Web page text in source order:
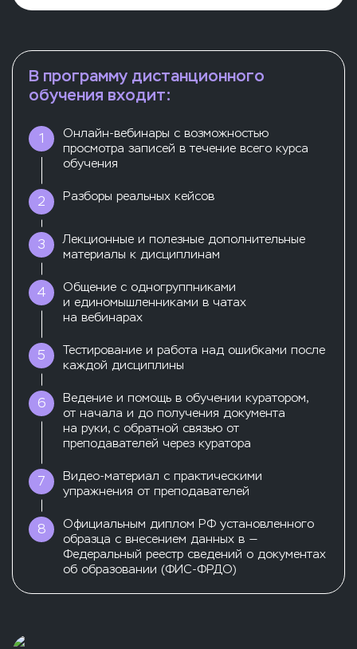
В программу дистанционного
обучения входит:
1
Онлайн-вебинары с возможностью
просмотра записей в течение всего курса
обучения
2 Разборы реальных кейсов
3
Лекционные и полезные дополнительные
материалы к дисциплинам
4
Общение с одногруппниками
и единомышленниками в чатах
на вебинарах
5
Тестирование и работа над ошибками после
каждой дисциплины
6
Ведение и помощь в обучении куратором,
от начала и до получения документа
на руки, с обратной связью от
преподавателей через куратора
7
Видео-материал с практическими
упражнения от преподавателей
8
Официальным диплом РФ установленного
образца с внесением данных в —
Федеральный реестр сведений о документах
об образовании (ФИС-ФРДО)